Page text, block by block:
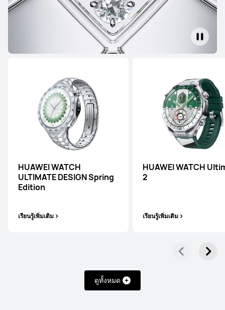
HUAWEI WATCH
ULTIMATE DESIGN Spring
Edition
เรียนรู้เพิ่มเติม
HUAWEI WATCH
2
เรียนรู้เพิ่มเติม
ดูทั้งหมด